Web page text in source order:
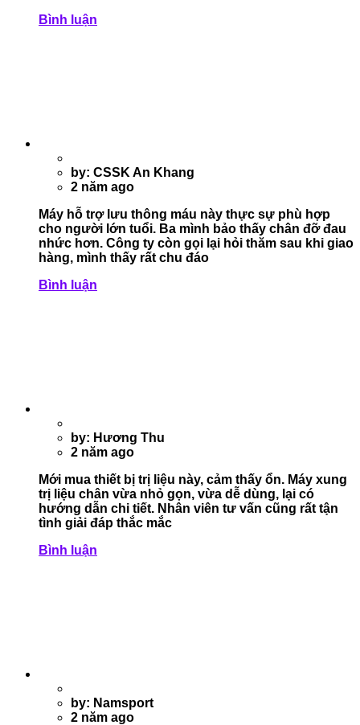
Bình luận
by: CSSK An Khang
2 năm ago
Máy hỗ trợ lưu thông máu này thực sự phù hợp
cho người lớn tuổi. Ba mình bảo thấy chân đỡ đau
nhức hơn. Công ty còn gọi lại hỏi thăm sau khi giao
hàng, mình thấy rất chu đáo
Bình luận
by: Hương Thu
2 năm ago
Mới mua thiết bị trị liệu này, cảm thấy ổn. Máy xung
trị liệu chân vừa nhỏ gọn, vừa dễ dùng, lại có
hướng dẫn chi tiết. Nhân viên tư vấn cũng rất tận
tình giải đáp thắc mắc
Bình luận
by: Namsport
2 năm ago